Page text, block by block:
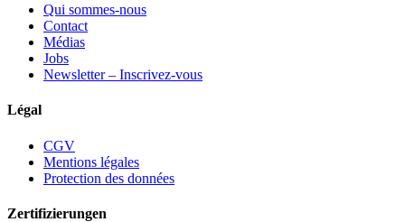
Qui sommes-nous
Contact
Médias
Jobs
Newsletter – Inscrivez-vous
Légal
CGV
Mentions légales
Protection des données
Zertifizierungen